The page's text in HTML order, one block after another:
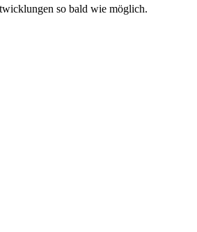
so bald wie möglich.